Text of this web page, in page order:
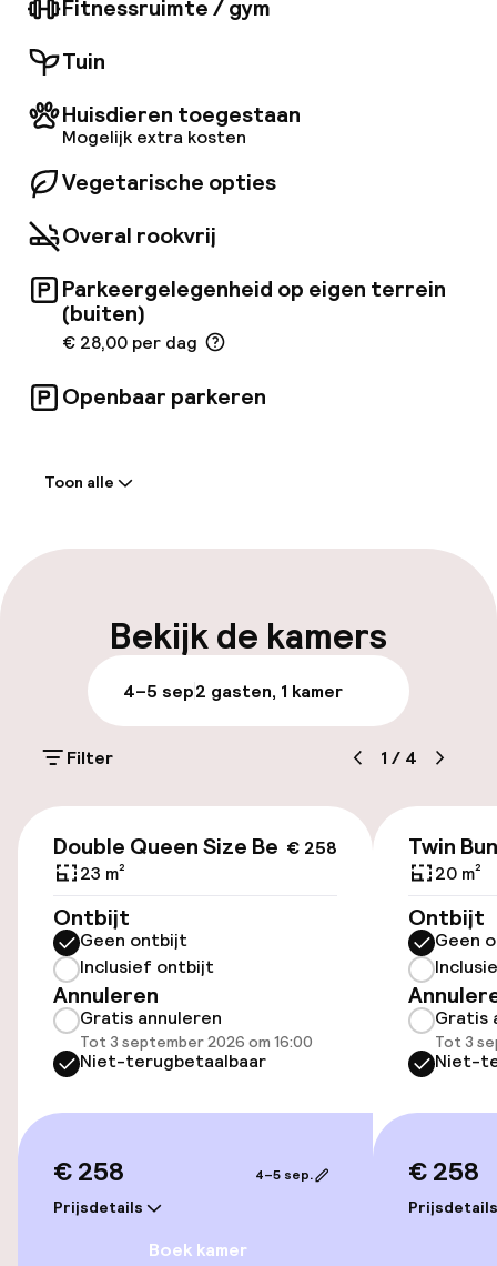
verteld in het logboek van elke hut.
Fitnessruimte / gym
Tuin
Huisdieren toegestaan
Mogelijk extra kosten
Vegetarische opties
Overal rookvrij
Parkeergelegenheid op eigen terrein
(buiten)
€ 28,00 per dag
Openbaar parkeren
Meertalige medewerkers
Parkeren & mobiliteit
Parkeergelegenheid op eigen terrein
(buiten)
Openbaar parkeren
Toegankelijkheid
Lift
Toon alle
Bekijk de kamers
4–5 sep2 gasten, 1 kamer
Filter 1 / 4
€ 258
Double Queen Size Bed
23 m²
Ontbijt
Geen ontbijt
Inclusief ontbijt
Annuleren
Gratis annuleren
Tot 3 september 2026 om 16:00
Niet-terugbetaalbaar
€ 258
Prijsdetails
4–5 sep.
Boek kamer
Twin
20 m²
Ontbijt
Geen
Gratis
Tot 3
Niet-
€ 258
Prijsdetails